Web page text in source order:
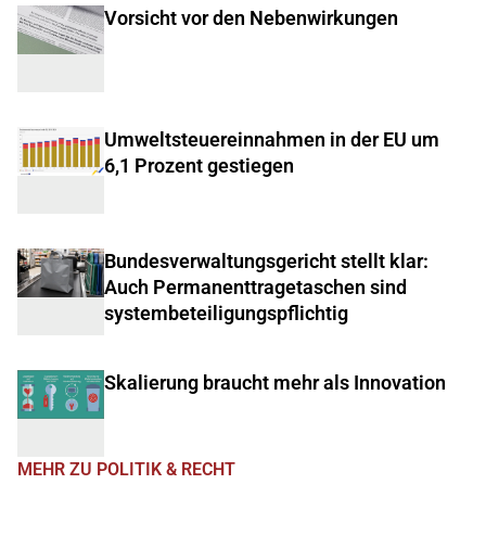
Vorsicht vor den Nebenwirkungen
Umweltsteuereinnahmen in der EU um
6,1 Prozent gestiegen
Bundesverwaltungsgericht stellt klar:
Auch Permanenttragetaschen sind
systembeteiligungspflichtig
Skalierung braucht mehr als Innovation
MEHR ZU POLITIK & RECHT